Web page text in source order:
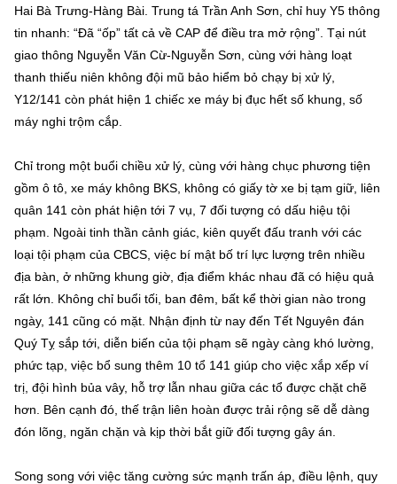
Hai Bà Trưng-Hàng Bài. Trung tá Trần Anh Sơn, chỉ huy Y5 thông
tin nhanh: “Đã “ốp” tất cả về CAP để điều tra mở rộng”. Tại nút
giao thông Nguyễn Văn Cừ-Nguyễn Sơn, cùng với hàng loạt
thanh thiếu niên không đội mũ bảo hiểm bỏ chạy bị xử lý,
Y12/141 còn phát hiện 1 chiếc xe máy bị đục hết số khung, số
máy nghi trộm cắp.
Chỉ trong một buổi chiều xử lý, cùng với hàng chục phương tiện
gồm ô tô, xe máy không BKS, không có giấy tờ xe bị tạm giữ, liên
quân 141 còn phát hiện tới 7 vụ, 7 đối tượng có dấu hiệu tội
phạm. Ngoài tinh thần cảnh giác, kiên quyết đấu tranh với các
loại tội phạm của CBCS, việc bí mật bố trí lực lượng trên nhiều
địa bàn, ở những khung giờ, địa điểm khác nhau đã có hiệu quả
rất lớn. Không chỉ buổi tối, ban đêm, bất kể thời gian nào trong
ngày, 141 cũng có mặt. Nhận định từ nay đến Tết Nguyên đán
Quý Tỵ sắp tới, diễn biến của tội phạm sẽ ngày càng khó lường,
phức tạp, việc bổ sung thêm 10 tổ 141 giúp cho việc xắp xếp ví
trị, đội hình bủa vây, hỗ trợ lẫn nhau giữa các tổ được chặt chẽ
hơn. Bên cạnh đó, thế trận liên hoàn được trải rộng sẽ dễ dàng
đón lõng, ngăn chặn và kịp thời bắt giữ đối tượng gây án.
Song song với việc tăng cường sức mạnh trấn áp, điều lệnh, quy